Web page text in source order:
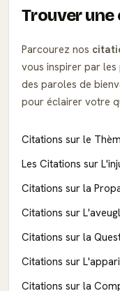
Trouver
Parcourez nos
vous inspirer par les
des paroles de
pour éclairer votre
Citations sur le
Les Citations sur
Citations sur la
Citations sur
Citations sur la
Citations sur
Citations sur la